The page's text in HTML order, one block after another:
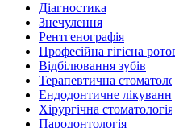
Діагностика
Знечулення
Рентгенографія
Професійна гігієна
Відбілювання зубів
Терапевтична
Ендодонтичне лікування
Хірургічна стоматологія
Пародонтологія